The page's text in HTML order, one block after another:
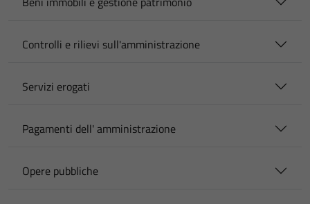
Controlli e rilievi sull'amministrazione
Servizi erogati
Pagamenti dell' amministrazione
Opere pubbliche